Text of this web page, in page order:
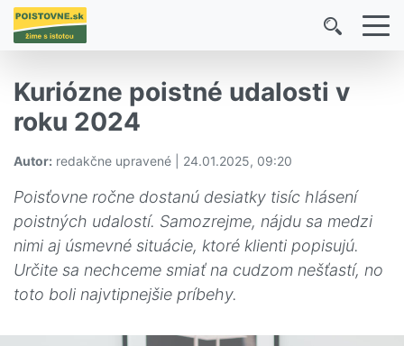
Kuriózne poistné udalosti v
roku 2024
Autor: redakčne upravené | 24.01.2025, 09:20
Poisťovne ročne dostanú desiatky tisíc hlásení
poistných udalostí. Samozrejme, nájdu sa medzi
nimi aj úsmevné situácie, ktoré klienti popisujú.
Určite sa nechceme smiať na cudzom nešťastí, no
toto boli najvtipnejšie príbehy.